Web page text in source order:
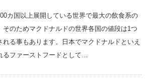
カ国以上展開している世界で最大の飲食系の
そのためマクドナルドの世界各国の値段は1つ
る事もあります。日本でマクドナルドといえ
るファーストフードとして…